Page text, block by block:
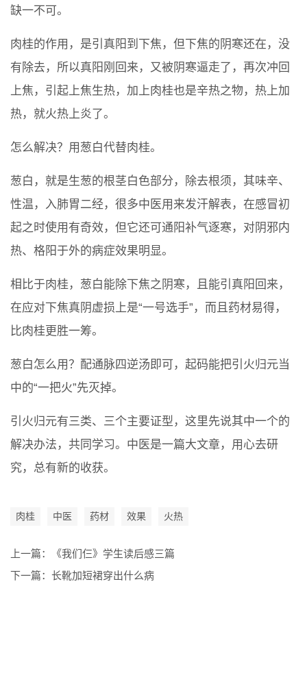
缺一不可。
肉桂的作用，是引真阳到下焦，但下焦的阴寒还在，没
有除去，所以真阳刚回来，又被阴寒逼走了，再次冲回
上焦，引起上焦生热，加上肉桂也是辛热之物，热上加
热，就火热上炎了。
怎么解决？用葱白代替肉桂。
葱白，就是生葱的根茎白色部分，除去根须，其味辛、
性温，入肺胃二经，很多中医用来发汗解表，在感冒初
起之时使用有奇效，但它还可通阳补气逐寒，对阴邪内
热、格阳于外的病症效果明显。
相比于肉桂，葱白能除下焦之阴寒，且能引真阳回来，
在应对下焦真阴虚损上是“一号选手”，而且药材易得，
比肉桂更胜一筹。
葱白怎么用？配通脉四逆汤即可，起码能把引火归元当
中的“一把火”先灭掉。
引火归元有三类、三个主要证型，这里先说其中一个的
解决办法，共同学习。中医是一篇大文章，用心去研
究，总有新的收获。
肉桂 中医 药材 效果 火热
上一篇：
《我们仨》学生读后感三篇
下一篇： 长靴加短裙穿出什么病